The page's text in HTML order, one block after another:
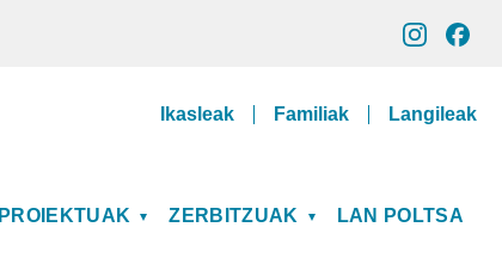
Gune pribatuak
Ikasleak Familiak Langileak
PROIEKTUAK ZERBITZUAK LAN POLTSA